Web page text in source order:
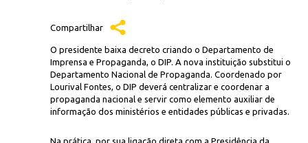
Compartilhar
O presidente baixa decreto criando o Departamento de
Imprensa e Propaganda, o DIP. A nova instituição substitui o
Departamento Nacional de Propaganda. Coordenado por
Lourival Fontes, o DIP deverá centralizar e coordenar a
propaganda nacional e servir como elemento auxiliar de
informação dos ministérios e entidades públicas e privadas.
Na prática, por sua ligação direta com a Presidência da